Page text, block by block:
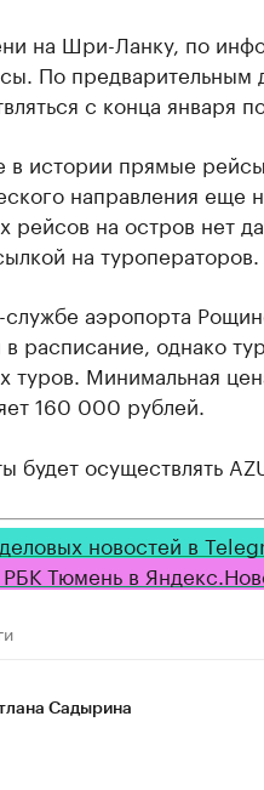
на Шри-Ланку, по
По предварительным
с конца января
в истории прямые
нaпрaвления
рейсов нa остров нет
на туроператоров.
аэропорта
в расписание, однако
туров. Минимальная
160 000 рублей.
будет осуществлять
новостей в
РБК Тюмень в
Садырина